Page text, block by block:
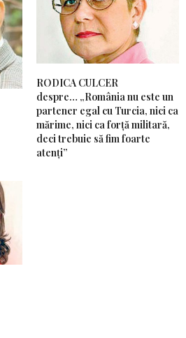
RODICA CULCER
despre… „România nu este un
partener egal cu Turcia, nici ca
mărime, nici ca forță militară,
deci trebuie să fim foarte
atenți”